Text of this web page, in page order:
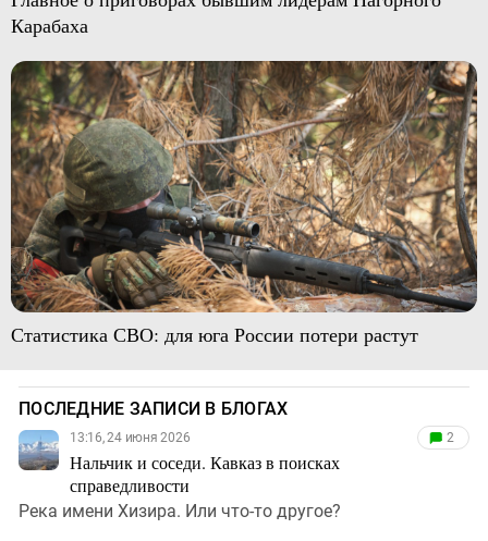
Карабаха
Статистика СВО: для юга России потери растут
ПОСЛЕДНИЕ ЗАПИСИ В БЛОГАХ
13:16, 24 июня 2026
Нальчик и соседи. Кавказ в поисках
справедливости
2
Река имени Хизира. Или что-то другое?